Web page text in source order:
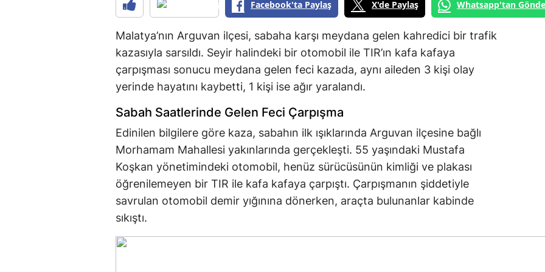
Facebook'ta Paylaş X'de Paylaş Whatsapp'tan
Malatya’nın Arguvan ilçesi, sabaha karşı meydana gelen kahredici bir trafik
kazasıyla sarsıldı. Seyir halindeki bir otomobil ile TIR’ın kafa kafaya
çarpışması sonucu meydana gelen feci kazada, aynı aileden 3 kişi olay
yerinde hayatını kaybetti, 1 kişi ise ağır yaralandı.
Sabah Saatlerinde Gelen Feci Çarpışma
Edinilen bilgilere göre kaza, sabahın ilk ışıklarında Arguvan ilçesine bağlı
Morhamam Mahallesi yakınlarında gerçekleşti. 55 yaşındaki Mustafa
Koşkan yönetimindeki otomobil, henüz sürücüsünün kimliği ve plakası
öğrenilemeyen bir TIR ile kafa kafaya çarpıştı. Çarpışmanın şiddetiyle
savrulan otomobil demir yığınına dönerken, araçta bulunanlar kabinde
sıkıştı.